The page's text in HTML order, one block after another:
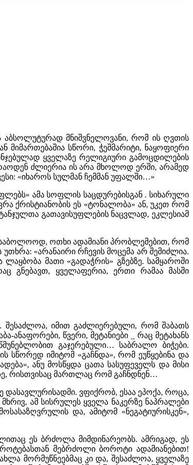
აბსოლუტურად მნიშვნელოვანი, რომ ის ღვთის
სწორი, ჭეშმარიტი, ნაყოფიერი
ყველაზე რელიგიური გამოცდილების
ძლიერია ის არა მხოლოდ ერში, არამედ
«იხაროს სულმან ჩემმან უფალში…»
ამა სოფლის საცდურებისგან . სიხარული
ქრისტიანობის ეს «ტონალობა» ან, უკეთ რომ
გათავისუფლების ნაცვლად, ეკლესიამ
საბოლოოდ, ოთხი ადამიანი პრობლემებით, რომ
«არანაირი რჩევის მოცემა არ შემიძლია.
მათი «გადაჭრის» გზებზე. სამყაროში
გნებავთ, ყველაფერია, ერთი რამაა მასში
შესაძლოა, იმით გაძლიერებული, რომ შაბათს
ანაფორები, წვერი, მეტანიები _ რაც მეტახანს
გაჯერებული… საბრალო ბიჭები.
სწორედ იმიტომ «გაჩნდა», რომ ეუწყებინა და
ანუ მოსწყდა ცათა სასუფეველს და მისი
რისთვისაც მართლაც რომ გაჩნდნენ…
დასავლურისადმი. ვფიქრობ, ესაა ეპოქა, როცა,
ამ სისრულეს ყველა ნაკერზე ნაპრალები
და, ამიტომ «ნეგატიურისკენ»,
ეს ბრძოლა მიმდინარეობს. ამრიგად, ეს
მებრძოლი ბოროტი ადამიანებით!
მორმუწნეებმაც კი და, შესაძლოა, ყველაზე